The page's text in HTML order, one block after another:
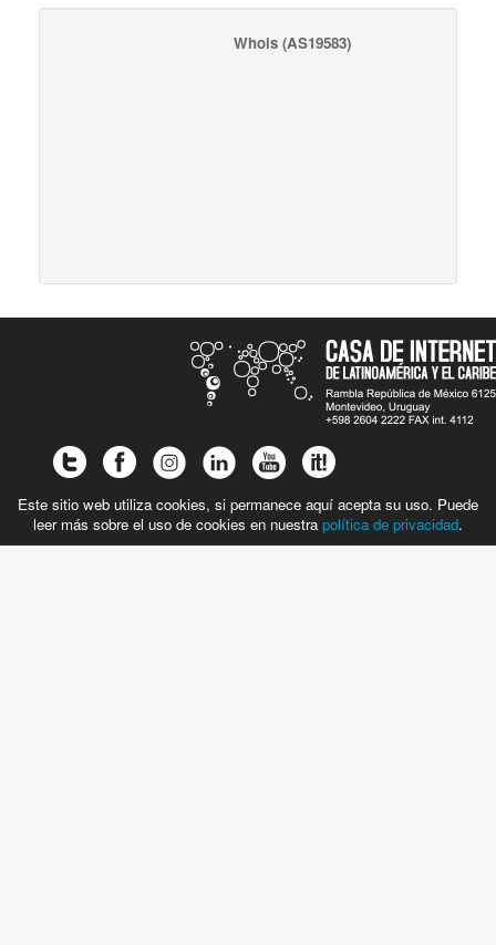
Whois(AS19583)
Este sitio web utiliza cookies, si permanece aquí acepta su uso. Puede
leer más sobre el uso de cookies en nuestra política de privacidad.